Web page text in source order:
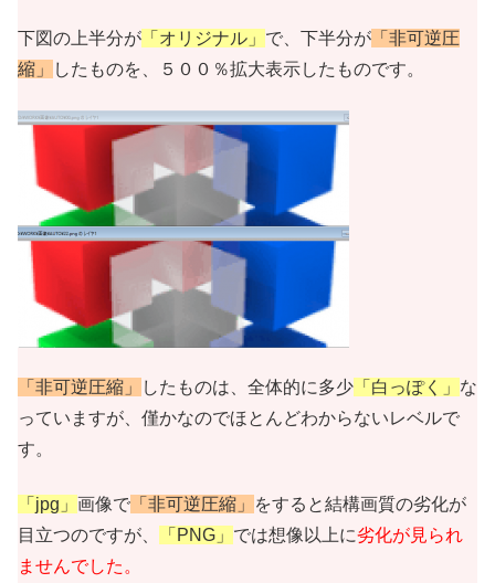
下図の上半分が 「オリジナル」 で、下半分が 「非可逆圧
縮」
したものを、５００％拡大表示したものです。
「非可逆圧縮」 したものは、全体的に多少 「白っぽく」 な
っていますが、僅かなのでほとんどわからないレベルで
す。
「jpg」 画像で 「非可逆圧縮」
をすると結構画質の劣化が
目立つのですが、
「PNG」 では想像以上に劣化が見られ
ませんでした。